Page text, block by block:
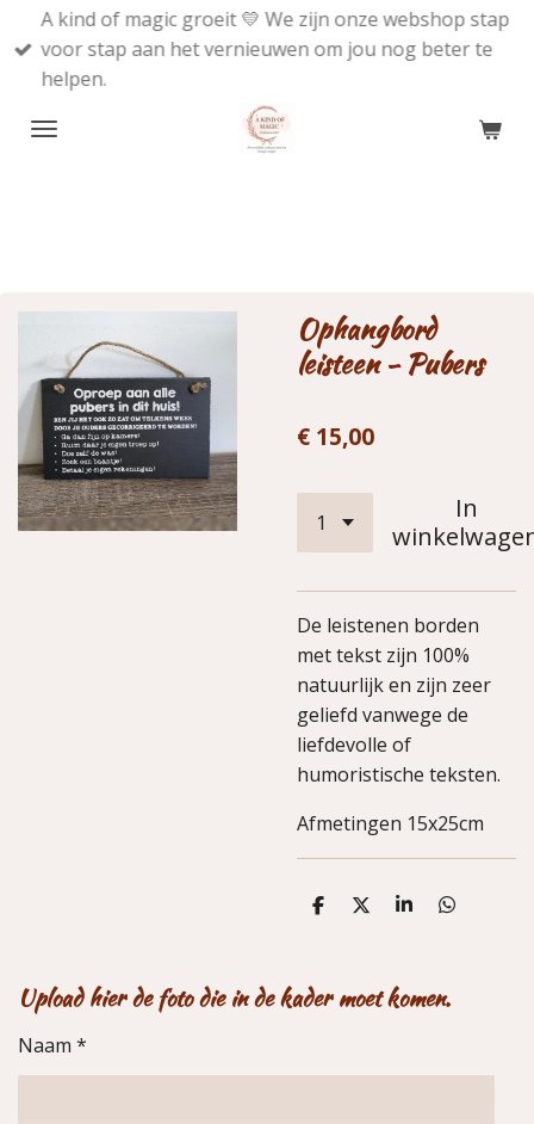
direct
naar
A kind of magic groeit 💛 We zijn onze webshop stap
voor stap aan het vernieuwen om jou nog beter te
helpen.
Ophangbord
leisteen - Pubers
€ 15,00
In
De leistenen borden
met tekst zijn 100%
natuurlijk en zijn zeer
geliefd vanwege de
liefdevolle of
humoristische teksten.
Afmetingen 15x25cm
D
D
S
D
Upload hier de foto die in de kader moet komen.
Naam *